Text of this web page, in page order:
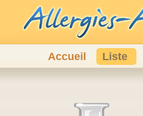
Accueil Liste